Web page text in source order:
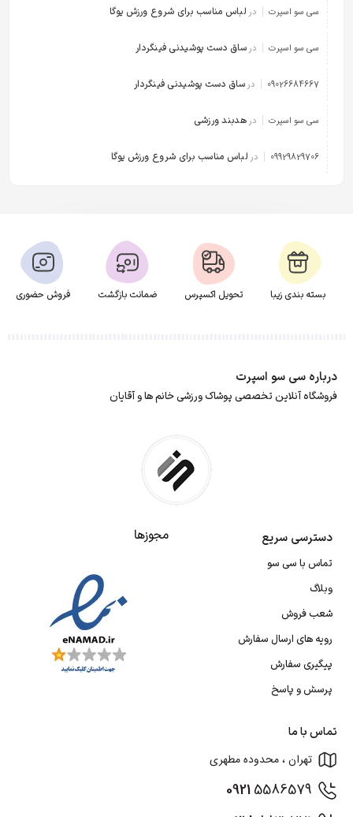
سی سو اسپرت در لباس مناسب برای شروع ورزش یوگا
سی سو اسپرت در ساق دست پوشیدنی فینگردار
09026684667 در ساق دست پوشیدنی فینگردار
سی سو اسپرت در هدبند ورزشی
09929829706 در لباس مناسب برای شروع ورزش یوگا
بسته بندی زیبا تحویل اکسپرس ضمانت بازگشت فروش حضوری
درباره سی سو اسپرت
فروشگاه آنلاین تخصصی پوشاک ورزشی خانم ها و آقایان
دسترسی سریع
تماس با سی سو
وبلاگ
شعب فروش
رویه های ارسال سفارش
پیگیری سفارش
پرسش و پاسخ
مجوزها
تماس با ما
تهران ، محدوده مطهری
09215586579